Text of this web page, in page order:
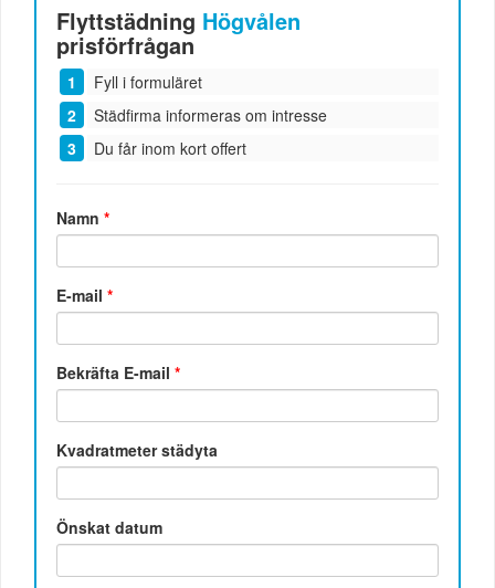
Flyttstädning Högvålen
prisförfrågan
Fyll i formuläret
Städfirma informeras om intresse
Du får inom kort offert
Namn*
E-mail*
Bekräfta E-mail*
Kvadratmeter städyta
Önskat datum